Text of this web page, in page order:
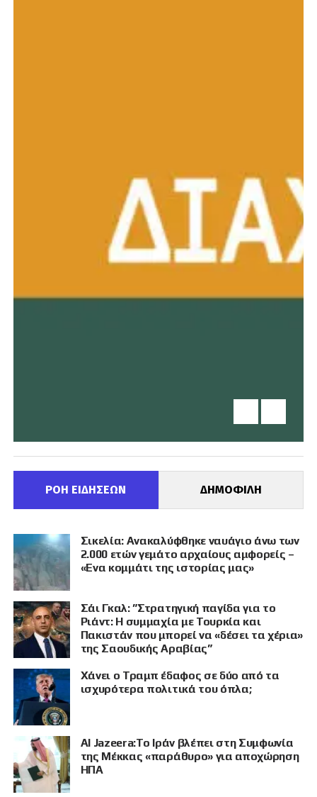
ΡΟΗ ΕΙΔΗΣΕΩΝ ΔΗΜΟΦΙΛΗ
Σικελία: Ανακαλύφθηκε ναυάγιο άνω των
2.000 ετών γεμάτο αρχαίους αμφορείς –
«Ενα κομμάτι της ιστορίας μας»
Σάι Γκαλ: ”Στρατηγική παγίδα για το
Ριάντ: Η συμμαχία με Τουρκία και
Πακιστάν που μπορεί να «δέσει τα χέρια»
της Σαουδικής Αραβίας”
Χάνει ο Τραμπ έδαφος σε δύο από τα
ισχυρότερα πολιτικά του όπλα;
Al Jazeera:Το Ιράν βλέπει στη Συμφωνία
της Μέκκας «παράθυρο» για αποχώρηση
ΗΠΑ